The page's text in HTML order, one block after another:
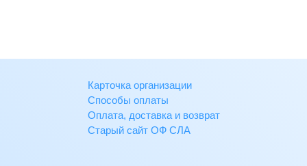
Карточка организации
Способы оплаты
Оплата, доставка и возврат
Старый сайт ОФ СЛА